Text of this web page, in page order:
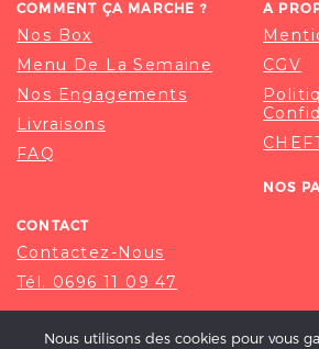
COMMENT ÇA MARCHE ?
Nos Box
Menu De La Semaine
Nos Engagements
Livraisons
FAQ
A
CGV
NOS
CONTACT
Contactez-Nous
Tél. 0696 11 09 47
Nous utilisons des cookies pour vous